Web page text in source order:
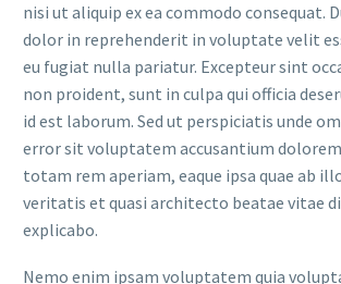
nisi ut aliquip ex ea commodo consequat.
dolor in reprehenderit in voluptate velit
eu fugiat nulla pariatur. Excepteur sint
non proident, sunt in culpa qui officia
id est laborum. Sed ut perspiciatis unde
error sit voluptatem accusantium
totam rem aperiam, eaque ipsa quae ab
veritatis et quasi architecto beatae vitae
explicabo.
Nemo enim ipsam voluptatem quia